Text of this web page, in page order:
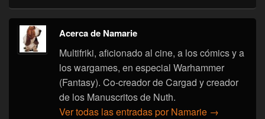
Acerca de Namarie
Multifriki, aficionado al cine, a los cómics y a
los wargames, en especial Warhammer
(Fantasy). Co-creador de Cargad y creador
de los Manuscritos de Nuth.
Ver todas las entradas por Namarie →